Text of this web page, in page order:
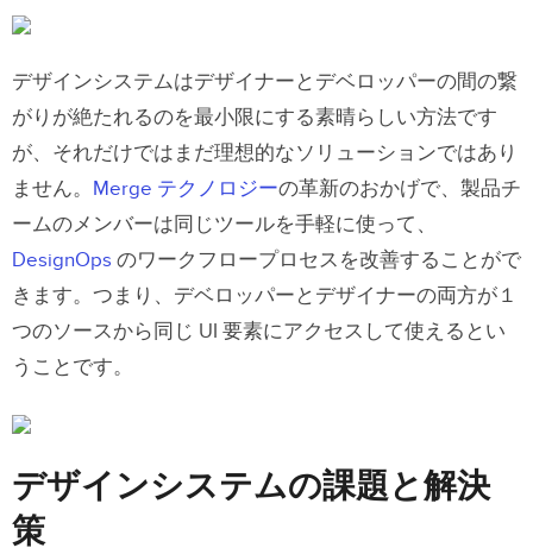
デザインシステムはデザイナーとデベロッパーの間の繋
がりが絶たれるのを最小限にする素晴らしい方法です
が、それだけではまだ理想的なソリューションではあり
ません。 Merge テクノロジーの革新のおかげで、製品チ
ームのメンバーは同じツールを手軽に使って、
DesignOps のワークフロープロセスを改善することがで
きます。つまり、デベロッパーとデザイナーの両方が１
つのソースから同じ UI 要素にアクセスして使えるとい
うことです。
デザインシステムの課題と解決
策